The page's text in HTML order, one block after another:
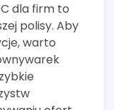
dla firm to
polisy. Aby
warto